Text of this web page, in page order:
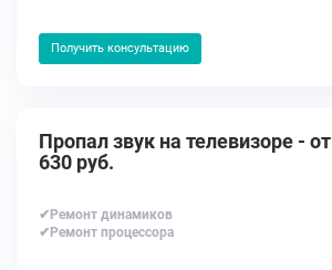
Получить консультацию
Пропал звук на телевизоре - от
630 руб.
✔Ремонт динамиков
✔Ремонт процессора